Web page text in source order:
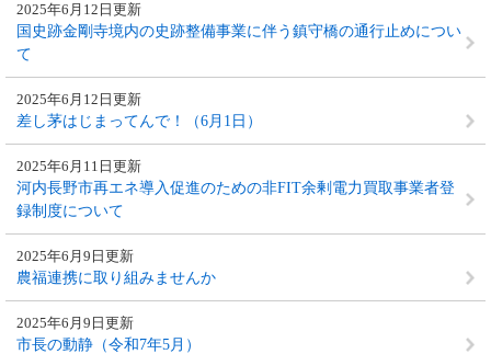
国史跡金剛寺境内の史跡整備事業に伴う鎮守橋の通行止めについ
て
2025年6月12日更新
差し茅はじまってんで！（6月1日）
2025年6月12日更新
河内長野市再エネ導入促進のための非FIT余剰電力買取事業者登
録制度について
2025年6月11日更新
農福連携に取り組みませんか
2025年6月9日更新
市長の動静（令和7年5月）
2025年6月9日更新